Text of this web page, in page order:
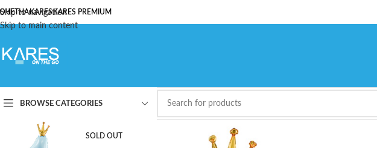
Skip to navigation
Skip to main content
KARESKARES PREMIUM
BROWSE CATEGORIES
SOLD OUT